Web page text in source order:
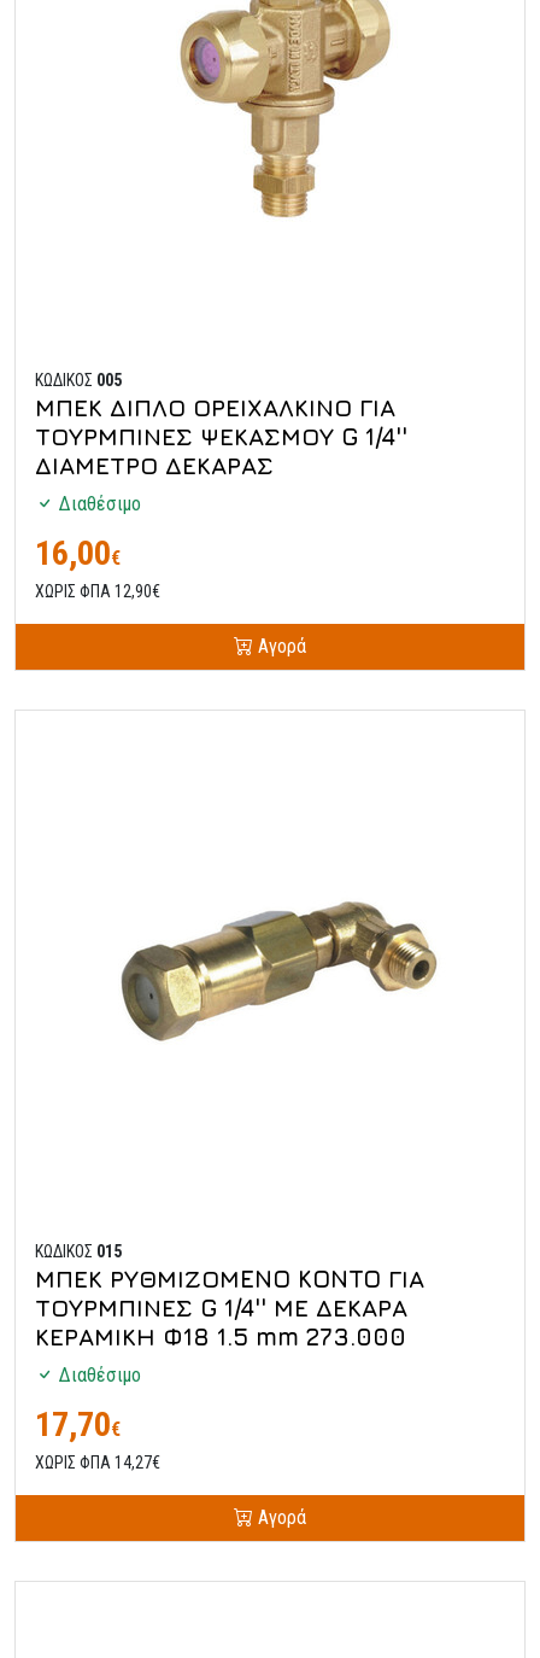
ΚΩΔΙΚΟΣ 005
ΜΠΕΚ ΔΙΠΛΟ ΟΡΕΙΧΑΛΚΙΝΟ ΓΙΑ
ΤΟΥΡΜΠΙΝΕΣ ΨΕΚΑΣΜΟΥ G 1/4''
ΔΙΑΜΕΤΡΟ ΔΕΚΑΡΑΣ
Διαθέσιμο
16,00€
ΧΩΡΙΣ ΦΠΑ 12,90€
Αγορά
ΚΩΔΙΚΟΣ 015
ΜΠΕΚ ΡΥΘΜΙΖΟΜENO KONTO ΓΙΑ
ΤΟΥΡΜΠΙΝΕΣ G 1/4'' ΜΕ ΔΕΚΑΡΑ
ΚΕΡΑΜΙΚΗ Φ18 1.5 mm 273.000
Διαθέσιμο
17,70€
ΧΩΡΙΣ ΦΠΑ 14,27€
Αγορά